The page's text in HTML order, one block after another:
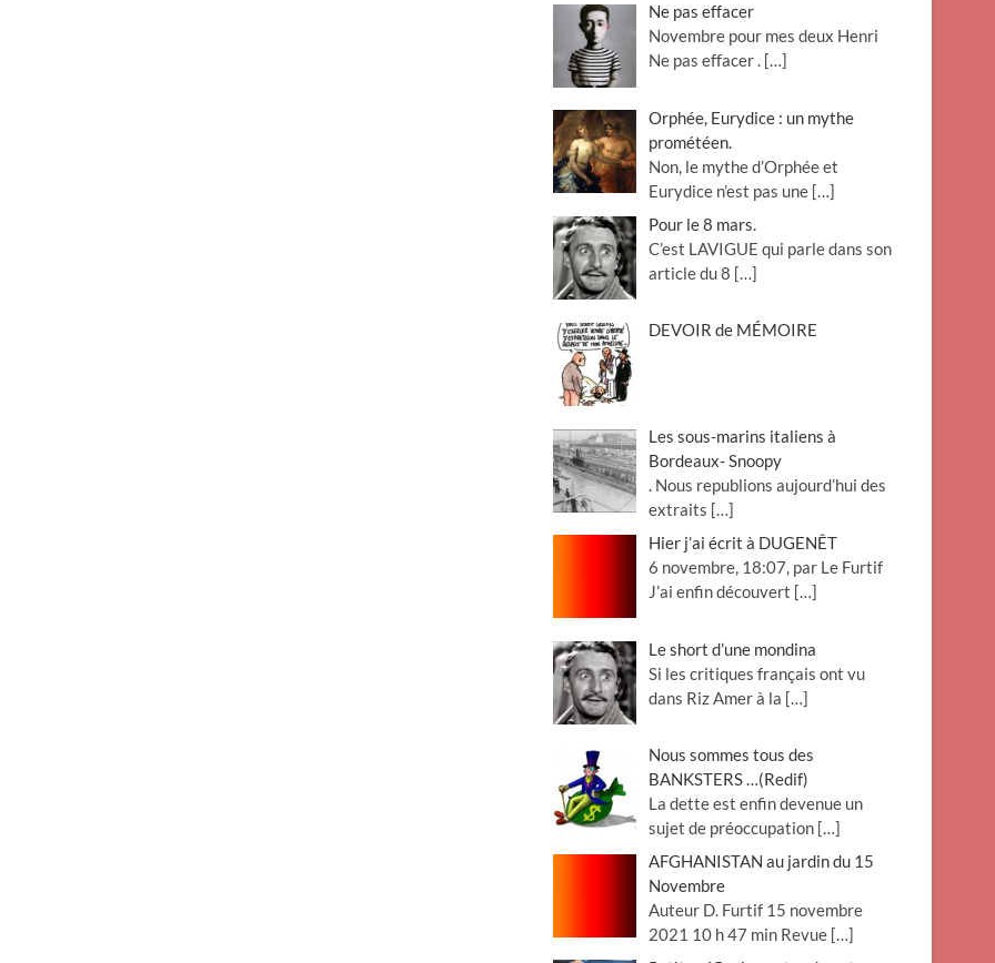
Ne pas effacer
Novembre pour mes deux Henri
Ne pas effacer . […]
Orphée, Eurydice : un mythe
prométéen.
Non, le mythe d’Orphée et
Eurydice n’est pas une […]
Pour le 8 mars.
C’est LAVIGUE qui parle dans son
article du 8 […]
DEVOIR de MÉMOIRE
Les sous-marins italiens à
Bordeaux- Snoopy
. Nous republions aujourd’hui des
extraits […]
Hier j’ai écrit à DUGENÊT
6 novembre, 18:07, par Le Furtif
J’ai enfin découvert […]
Le short d’une mondina
Si les critiques français ont vu
dans Riz Amer à la […]
Nous sommes tous des
BANKSTERS …(Redif)
La dette est enfin devenue un
sujet de préoccupation […]
AFGHANISTAN au jardin du 15
Novembre
Auteur D. Furtif 15 novembre
2021 10 h 47 min Revue […]